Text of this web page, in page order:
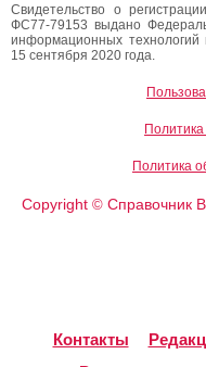
Свидетельство о
ФС77-79153 выдано
информационных технологий
15 сентября 2020 года.
Политика
Copyright ©Справочник
Контакты